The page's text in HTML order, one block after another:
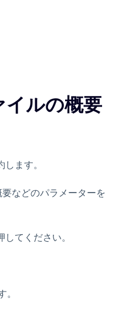
イルの概要
ます。
要などのパラメーターを
てください。